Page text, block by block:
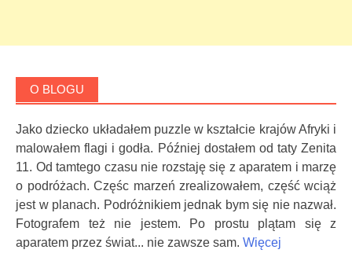
O BLOGU
Jako dziecko układałem puzzle w kształcie krajów Afryki i
malowałem flagi i godła. Później dostałem od taty Zenita
11. Od tamtego czasu nie rozstaję się z aparatem i marzę
o podróżach. Częśc marzeń zrealizowałem, część wciąż
jest w planach. Podróżnikiem jednak bym się nie nazwał.
Fotografem też nie jestem. Po prostu plątam się z
aparatem przez świat... nie zawsze sam. Więcej